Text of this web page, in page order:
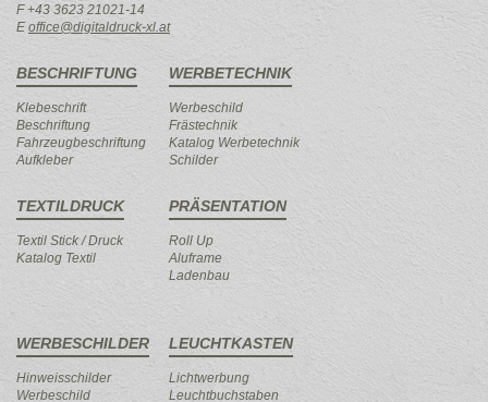
F +43 3623 21021-14
E office@digitaldruck-xl.at
BESCHRIFTUNG
Klebeschrift
Beschriftung
Fahrzeugbeschriftung
Aufkleber
WERBETECHNIK
Werbeschild
Frästechnik
Katalog Werbetechnik
Schilder
TEXTILDRUCK
Textil Stick / Druck
Katalog Textil
PRÄSENTATION
Roll Up
Aluframe
Ladenbau
WERBESCHILDER
Hinweisschilder
Werbeschild
LEUCHTKASTEN
Lichtwerbung
Leuchtbuchstaben